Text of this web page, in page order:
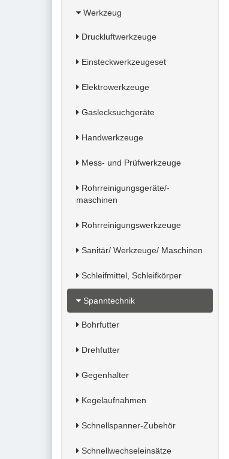
Werkzeug
Druckluftwerkzeuge
Einsteckwerkzeugeset
Elektrowerkzeuge
Gaslecksuchgeräte
Handwerkzeuge
Mess- und Prüfwerkzeuge
Rohrreinigungsgeräte/-
maschinen
Rohrreinigungswerkzeuge
Sanitär/ Werkzeuge/ Maschinen
Schleifmittel, Schleifkörper
Spanntechnik
Bohrfutter
Drehfutter
Gegenhalter
Kegelaufnahmen
Schnellspanner-Zubehör
Schnellwechseleinsätze